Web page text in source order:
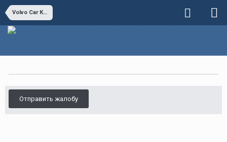
Volvo Car Коптево
Отправить жалобу